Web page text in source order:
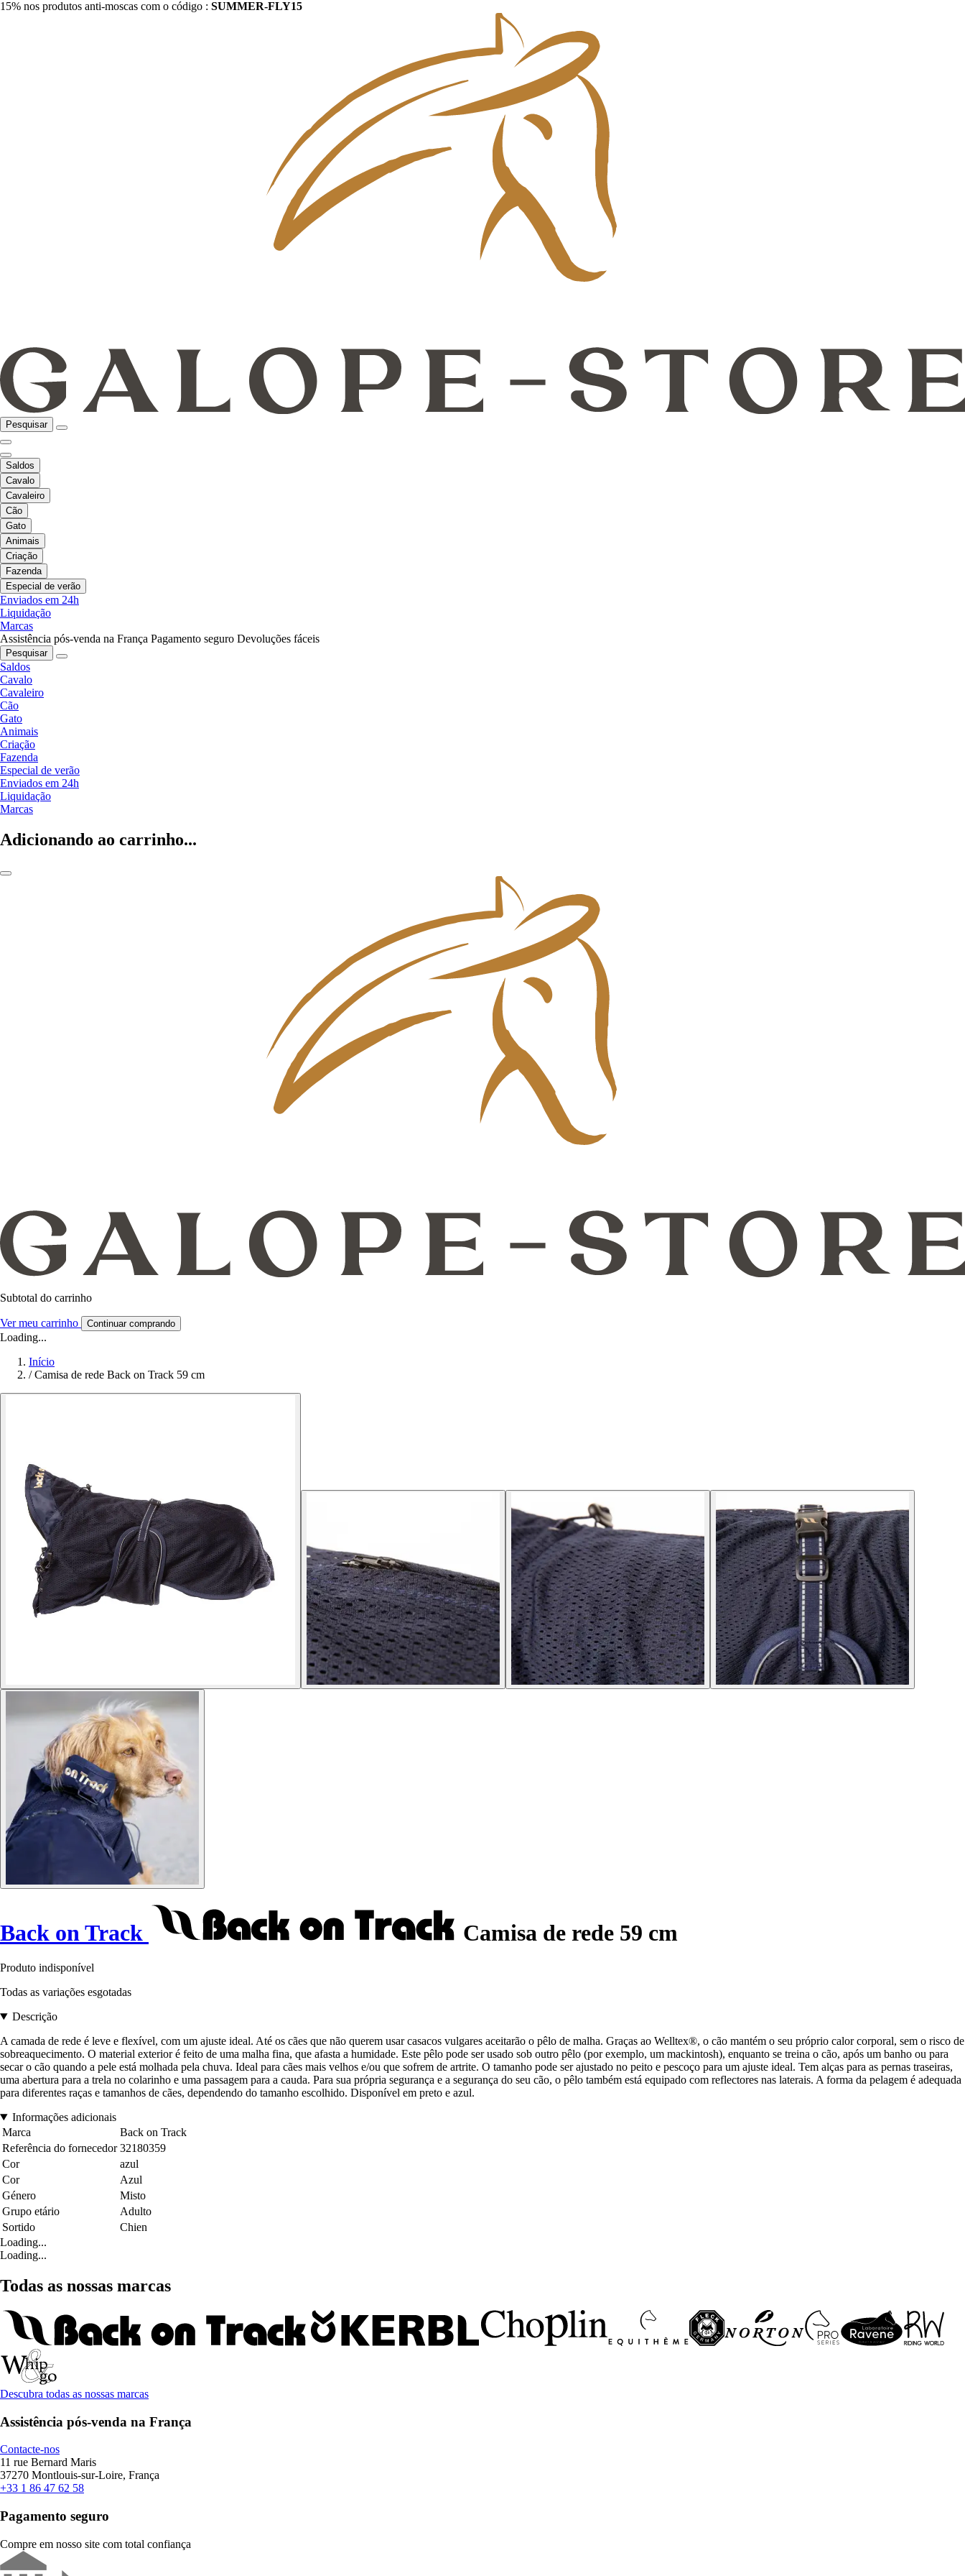
15% nos produtos anti-moscas com o código : SUMMER-FLY15
Pesquisar
Saldos
Cavalo
Cavaleiro
Cão
Gato
Animais
Criação
Fazenda
Especial de verão
Enviados em 24h
Liquidação
Marcas
Assistência pós-venda na França Pagamento seguro Devoluções fáceis
Pesquisar
Saldos
Cavalo
Cavaleiro
Cão
Gato
Animais
Criação
Fazenda
Especial de verão
Enviados em 24h
Liquidação
Marcas
Adicionando ao carrinho...
Subtotal do carrinho
Ver meu carrinho Continuar comprando
Loading...
Início
/ Camisa de rede Back on Track 59 cm
Back on Track Camisa de rede 59 cm
Produto indisponível
Todas as variações esgotadas
Descrição
A camada de rede é leve e flexível, com um ajuste ideal. Até os cães que não querem usar casacos vulgares aceitarão o pêlo de malha. Graças ao Welltex®, o cão mantém o seu próprio calor corporal, sem o risco de
sobreaquecimento. O material exterior é feito de uma malha fina, que afasta a humidade. Este pêlo pode ser usado sob outro pêlo (por exemplo, um mackintosh), enquanto se treina o cão, após um banho ou para
secar o cão quando a pele está molhada pela chuva. Ideal para cães mais velhos e/ou que sofrem de artrite. O tamanho pode ser ajustado no peito e pescoço para um ajuste ideal. Tem alças para as pernas traseiras,
uma abertura para a trela no colarinho e uma passagem para a cauda. Para sua própria segurança e a segurança do seu cão, o pêlo também está equipado com reflectores nas laterais. A forma da pelagem é adequada
para diferentes raças e tamanhos de cães, dependendo do tamanho escolhido. Disponível em preto e azul.
Informações adicionais
Marca
Back on Track
Referência do fornecedor 32180359
Cor
azul
Cor
Azul
Género
Misto
Grupo etário
Adulto
Sortido
Chien
Loading...
Loading...
Todas as nossas marcas
Descubra todas as nossas marcas
Assistência pós-venda na França
Contacte-nos
11 rue Bernard Maris
37270 Montlouis-sur-Loire, França
+33 1 86 47 62 58
Pagamento seguro
Compre em nosso site com total confiança